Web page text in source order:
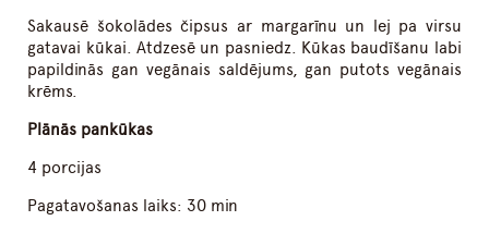
Sakausē šokolādes čipsus ar margarīnu un lej pa virsu
gatavai kūkai. Atdzesē un pasniedz. Kūkas baudīšanu labi
papildinās gan vegānais saldējums, gan putots vegānais
krēms.
Plānās pankūkas
4 porcijas
Pagatavošanas laiks: 30 min